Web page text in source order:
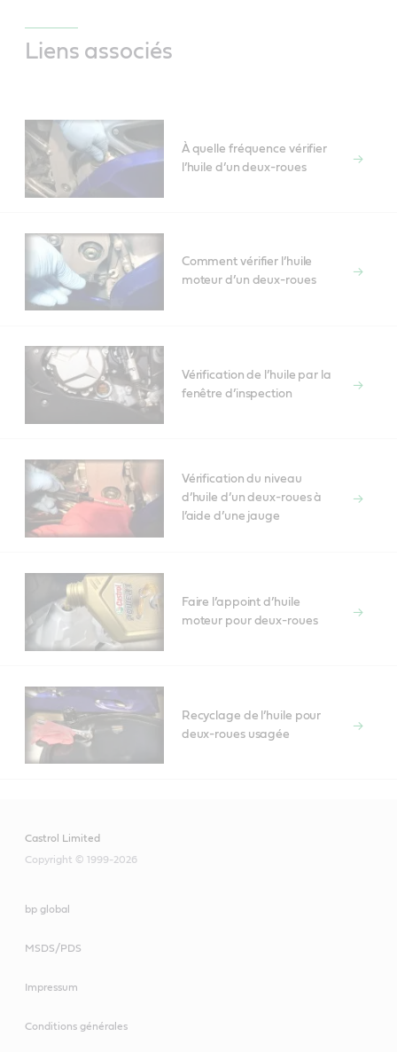
Liens associés
À quelle fréquence vérifier
l’huile d’un deux-roues
Comment vérifier l’huile
moteur d’un deux-roues
Vérification de l’huile par la
fenêtre d’inspection
Vérification du niveau
d’huile d’un deux-roues à
l’aide d’une jauge
Faire l’appoint d’huile
moteur pour deux-roues
Recyclage de l’huile pour
deux-roues usagée
Castrol Limited
Copyright © 1999-2026
bp global
MSDS/PDS
Impressum
Conditions générales